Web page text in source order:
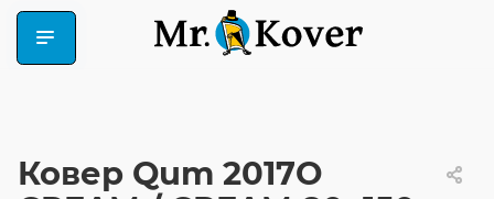
Ковер Qum 2017O